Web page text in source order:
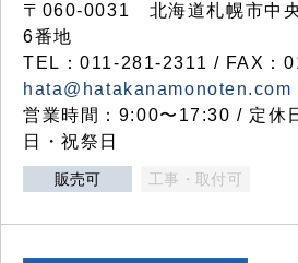
〒060-0031 北海道札幌市中
6番地
TEL：011-281-2311 / FAX：
hata@hatakanamonoten.com
営業時間：9:00〜17:30 / 定休
日・祝祭日
販売可 工事・取付可